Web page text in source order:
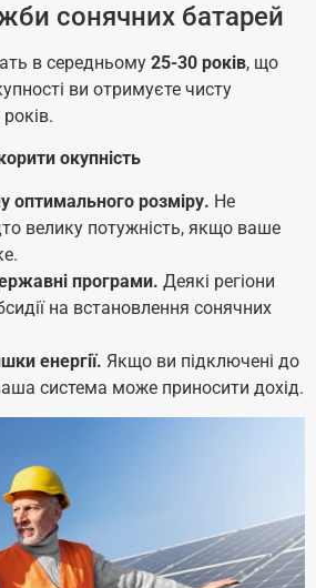
сонячних батарей
в середньому 25-30 років, що
ви отримуєте чисту
окупність
оптимального розміру. Не
велику потужність, якщо ваше
програми. Деякі регіони
на встановлення сонячних
енергії. Якщо ви підключені до
система може приносити дохід.